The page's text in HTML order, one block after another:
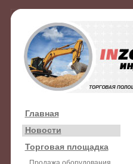
Главная
Новости
Торговая площадка